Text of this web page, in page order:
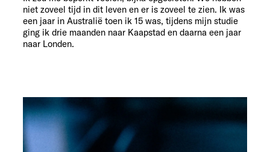
niet zoveel tijd in dit leven en er is zoveel te zien. Ik was
een jaar in Australië toen ik 15 was, tijdens mijn studie
ging ik drie maanden naar Kaapstad en daarna een jaar
naar Londen.